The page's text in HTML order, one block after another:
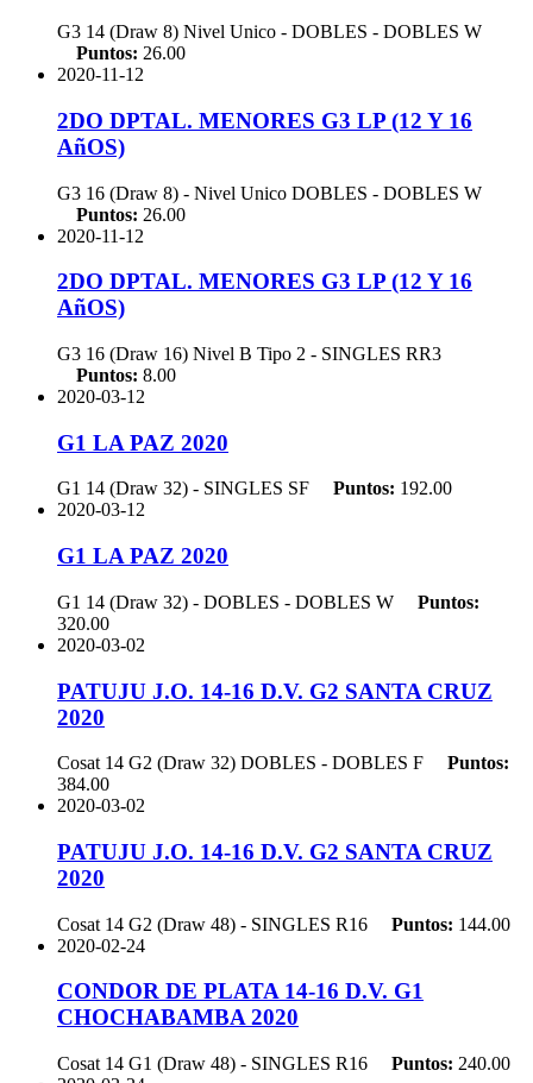
G3 14 (Draw 8) Nivel Unico - DOBLES - DOBLES W
Puntos: 26.00
2020-11-12
2DO DPTAL. MENORES G3 LP (12 Y 16
AñOS)
G3 16 (Draw 8) - Nivel Unico DOBLES - DOBLES W
Puntos: 26.00
2020-11-12
2DO DPTAL. MENORES G3 LP (12 Y 16
AñOS)
G3 16 (Draw 16) Nivel B Tipo 2 - SINGLES RR3
Puntos: 8.00
2020-03-12
G1 LA PAZ 2020
G1 14 (Draw 32) - SINGLES SF Puntos: 192.00
2020-03-12
G1 LA PAZ 2020
G1 14 (Draw 32) - DOBLES - DOBLES W
Puntos:
320.00
2020-03-02
PATUJU J.O. 14-16 D.V. G2 SANTA CRUZ
2020
Cosat 14 G2 (Draw 32) DOBLES - DOBLES F
Puntos:
384.00
2020-03-02
PATUJU J.O. 14-16 D.V. G2 SANTA CRUZ
2020
Cosat 14 G2 (Draw 48) - SINGLES R16 Puntos: 144.00
2020-02-24
CONDOR DE PLATA 14-16 D.V. G1
CHOCHABAMBA 2020
Cosat 14 G1 (Draw 48) - SINGLES R16 Puntos: 240.00